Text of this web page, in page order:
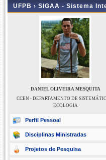
UFPB › SIGAA - Sistema
DANIEL OLIVEIRA MESQUITA
CCEN - DEPARTAMENTO DE
ECOLOGIA
Perfil Pessoal
Disciplinas Ministradas
Projetos de Pesquisa